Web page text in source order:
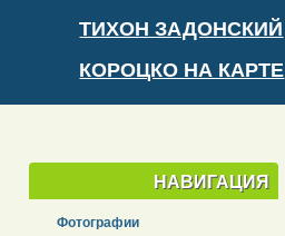
ТИХОН ЗАДОНСКИЙ
КОРОЦКО НА КАРТЕ
НАВИГАЦИЯ
Фотографии